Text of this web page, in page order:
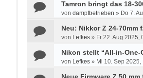
Tamron bringt das 18-
von dampfbetrieben » Do 7.
Neu: Nikkor Z 24-70mm
von Lefkes» Fr 22. Aug 2025,
Nikon stellt “All-in-One-
von Lefkes» Mi 10. Sep 2025,